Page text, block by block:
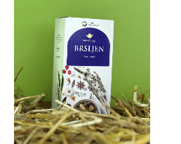
ČAJEVI